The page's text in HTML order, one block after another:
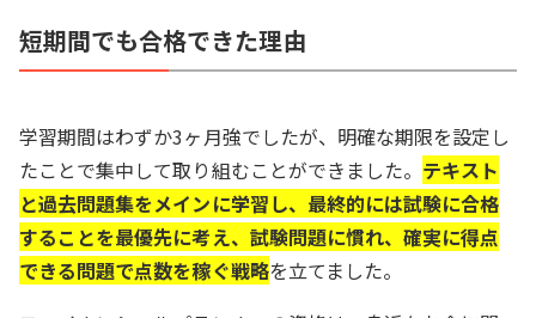
短期間でも合格できた理由
学習期間はわずか3ヶ月強でしたが、明確な期限を設定し
たことで集中して取り組むことができました。 テキスト
と過去問題集をメインに学習し、最終的には試験に合格
することを最優先に考え、試験問題に慣れ、確実に得点
できる問題で点数を稼ぐ戦略を立てました。